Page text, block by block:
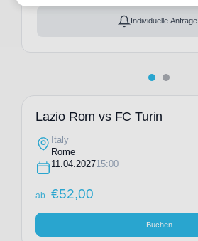
Individuelle Anfrage
Lazio Rom vs FC Turin
Italy
Rome
11.04.202715:00
ab €52,00
Buchen